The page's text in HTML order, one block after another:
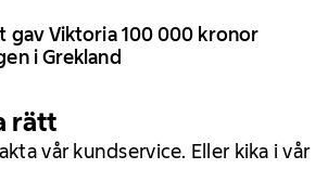
gav Viktoria 100 000 kronor
i Grekland
rätt
vår kundservice. Eller kika i vår